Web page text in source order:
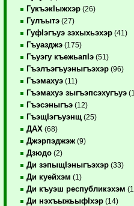
ГукъэкIыжхэр (26)
Гулъытэ (27)
ГуфIэгъуэ зэхыхьэхэр (41)
Гъуазджэ (175)
Гъуэгу къежьапIэ (51)
Гъэлъэгъуэныгъэхэр (96)
Гъэмахуэ (11)
Гъэмахуэ зыгъэпсэхугъуэ
Гъэсэныгъэ (12)
ГъэщIэгъуэнщ (25)
ДАХ (68)
Джэрпэджэж (9)
Дзюдо (2)
Ди зэпыщIэныгъэхэр (33)
Ди куейхэм (1)
Ди къуэш республикэхэм
Ди нэхъыжьыфIхэр (14)